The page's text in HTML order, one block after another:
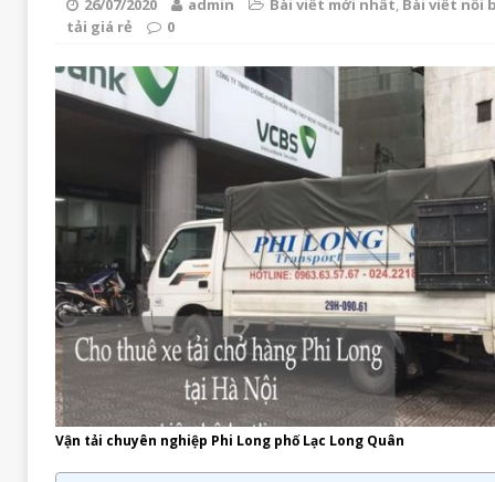
26/07/2020 admin Bài viết mới nhất, Bài viết nổi
tải giá rẻ
0
Vận tải chuyên nghiệp Phi Long phố Lạc Long Quân